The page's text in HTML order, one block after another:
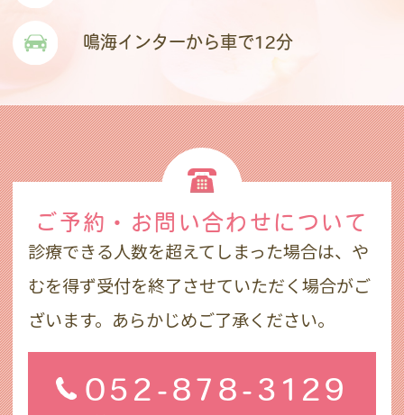
鳴海インターから車で12分
ご予約・お問い合わせ について
診療できる人数を超えてしまった場合は、や
むを得ず受付を終了させていただく場合がご
ざいます。あらかじめご了承ください。
052-878-3129